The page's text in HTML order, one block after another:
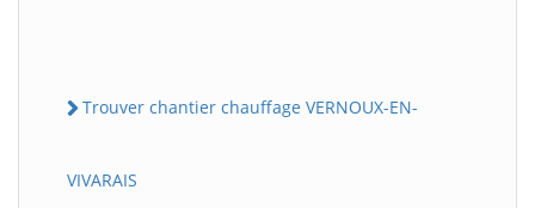
Trouver chantier chauffage VERNOUX-EN-
VIVARAIS